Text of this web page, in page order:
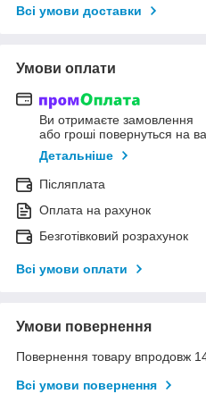
Всі умови доставки
Умови оплати
Ви отримаєте замовлення
або гроші повернуться на
Детальніше
Післяплата
Оплата на рахунок
Безготівковий розрахунок
Всі умови оплати
Умови повернення
Повернення товару впродовж
Всі умови повернення